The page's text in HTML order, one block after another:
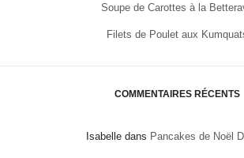
Soupe de Carottes à la
Filets de Poulet aux
COMMENTAIRES RÉCENTS
Isabelledans Pancakes de Noël